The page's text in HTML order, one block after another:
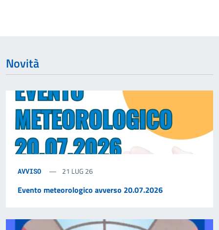
Novità
AVVISO 21 LUG 26
Evento meteorologico avverso 20.07.2026